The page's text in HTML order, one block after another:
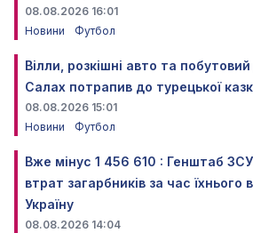
08.08.2026 16:01
Новини
Футбол
Вілли, розкішні авто та
Салах потрапив до турецької
08.08.2026 15:01
Новини
Футбол
Вже мінус 1 456 610 : Генштаб ЗСУ
втрат загарбників за час їхнього
Україну
08.08.2026 14:04